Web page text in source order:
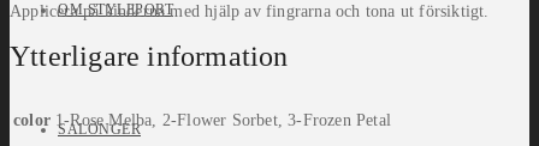
OM STYLEPORT
SALONGER
Applicera på kinderna med hjälp av fingrarna och tona ut försiktigt.
Ytterligare information
color 1-Rose Melba, 2-Flower Sorbet, 3-Frozen Petal